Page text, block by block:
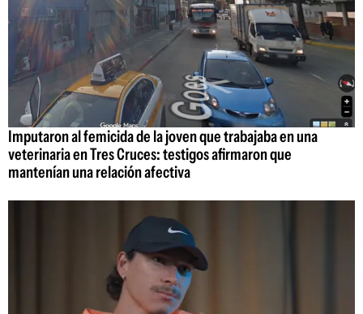
Imputaron al femicida de la joven que trabajaba en una
veterinaria en Tres Cruces: testigos afirmaron que
mantenían una relación afectiva